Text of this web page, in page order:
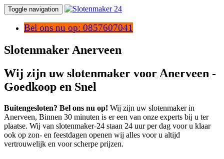
Toggle navigation
Bel ons nu op: 0857607041
Slotenmaker Anerveen
Wij zijn uw slotenmaker voor Anerveen -
Goedkoop en Snel
Buitengesloten? Bel ons nu op! Wij zijn uw slotenmaker in
Anerveen, Binnen 30 minuten is er een van onze experts bij u ter
plaatse. Wij van slotenmaker-24 staan 24 uur per dag voor u klaar
ook op zon- en feestdagen openen wij alles voor u altijd
vertrouwelijk en voor scherpe prijzen.